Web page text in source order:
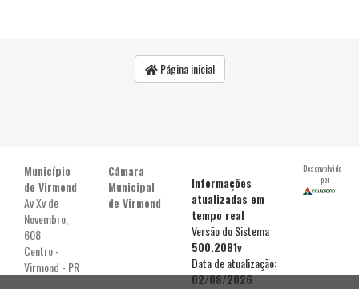
Página inicial
Município
de Virmond
Av Xv de
Novembro,
608
Centro -
Virmond - PR
Câmara
Municipal
de Virmond
Informações
atualizadas em
tempo real
Versão do Sistema:
500.2081v
Data de atualização:
02/08/2026
Desenvolvido
por